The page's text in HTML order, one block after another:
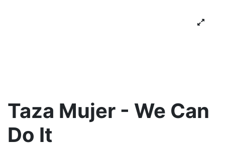
Taza Mujer - We Can
Do It